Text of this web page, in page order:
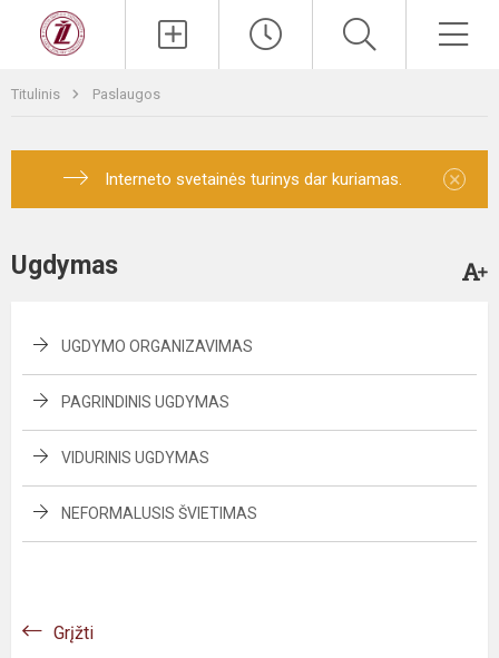
Titulinis Paslaugos
Interneto svetainės turinys dar kuriamas. ×
Ugdymas
UGDYMO ORGANIZAVIMAS
PAGRINDINIS UGDYMAS
VIDURINIS UGDYMAS
NEFORMALUSIS ŠVIETIMAS
Grįžti